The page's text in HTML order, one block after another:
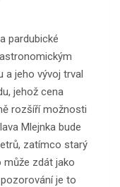
pardubické
a jeho vývoj trval
jehož cena
rozšíří možnosti
Mlejnka bude
zatímco starý
může zdát jako
je to